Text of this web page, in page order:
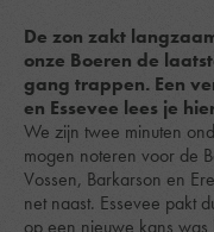
De zon zakt
onze Boeren de
gang trappen. Een
en Essevee lees je
We zijn twee minuten
mogen noteren voor de
Vossen, Barkarson en
net naast. Essevee pakt
op een nieuwe kans